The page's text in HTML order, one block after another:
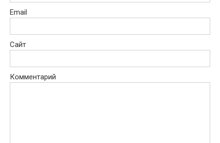
Email
Сайт
Комментарий